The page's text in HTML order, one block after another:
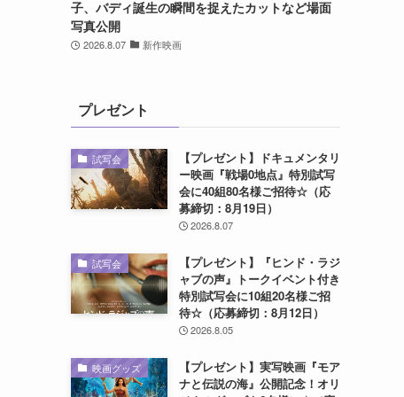
子、バディ誕生の瞬間を捉えたカットなど場面
写真公開
2026.8.07 新作映画
プレゼント
試写会
【プレゼント】ドキュメンタリ
ー映画『戦場0地点』特別試写
会に40組80名様ご招待☆（応
募締切：8月19日）
2026.8.07
試写会
【プレゼント】『ヒンド・ラジ
ャブの声』トークイベント付き
特別試写会に10組20名様ご招
待☆（応募締切：8月12日）
2026.8.05
映画グッズ
【プレゼント】実写映画『モア
ナと伝説の海』公開記念！オリ